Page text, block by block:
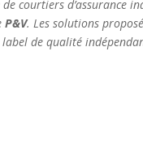
courtiers d’assurance
P&V. Les solutions
label de qualité